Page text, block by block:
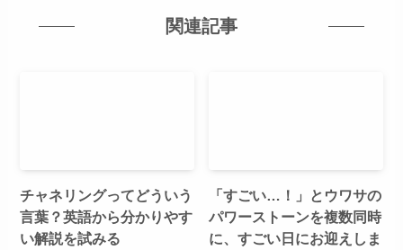
関連記事
チャネリングってどういう
言葉？英語から分かりやす
い解説を試みる
「すごい…！」とウワサの
パワーストーンを複数同時
に、すごい日にお迎えしま